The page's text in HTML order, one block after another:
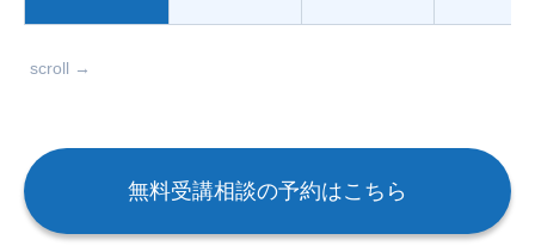
scroll →
無料受講相談の予約はこちら